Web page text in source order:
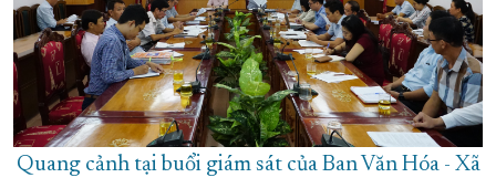
Quang cảnh tại buổi giám sát của Ban Văn Hóa - Xã